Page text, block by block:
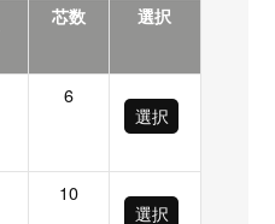
芯数 選択
6
選択
10
選択